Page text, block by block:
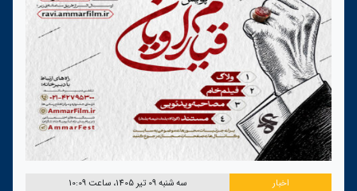
اخبار سه شنبه 09 تیر 1405، ساعت 10:09